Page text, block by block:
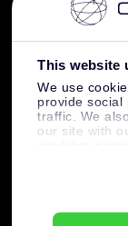
This website
We use
provide social
traffic. We
our site with
information